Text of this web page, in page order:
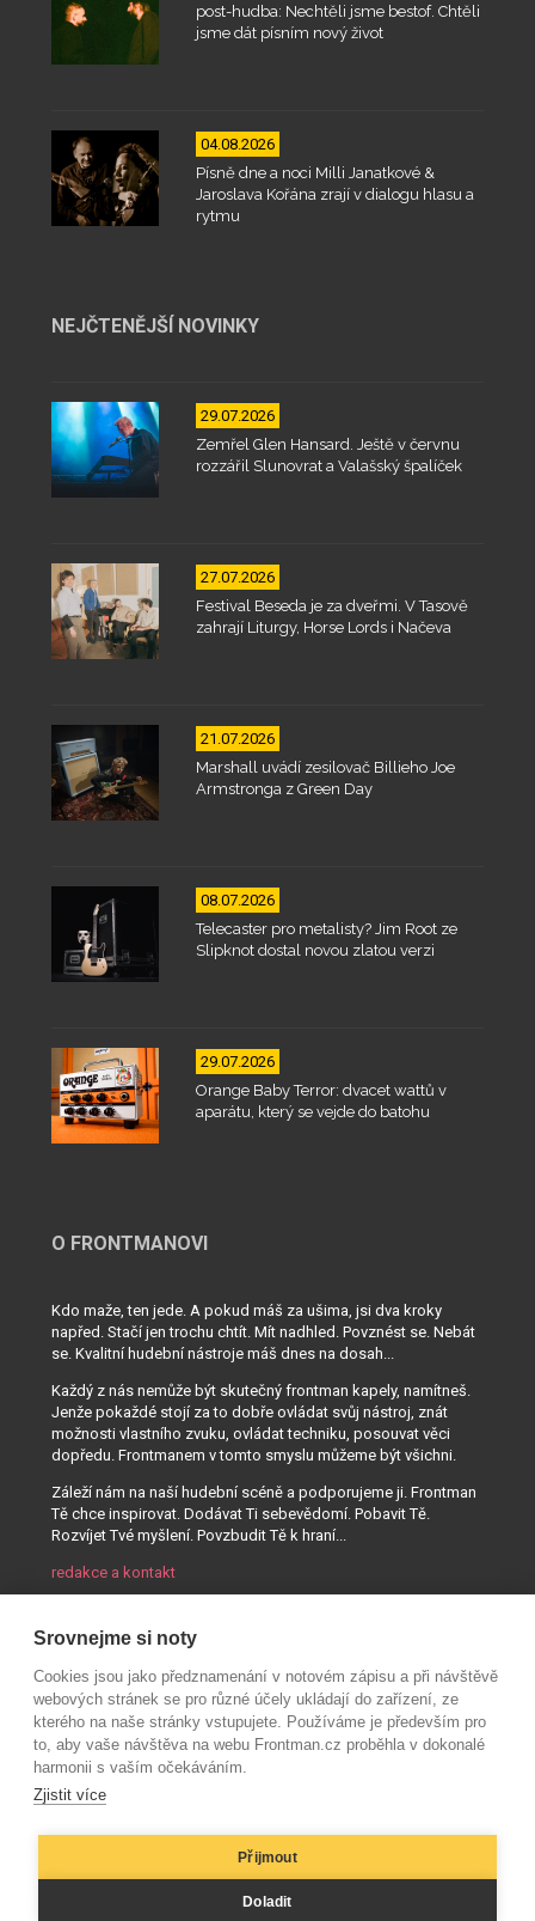
post-hudba: Nechtěli jsme bestof. Chtěli
jsme dát písním nový život
04.08.2026
Písně dne a noci Milli Janatkové &
Jaroslava Kořána zrají v dialogu hlasu a
rytmu
NEJČTENĚJŠÍ NOVINKY
29.07.2026
Zemřel Glen Hansard. Ještě v červnu
rozzářil Slunovrat a Valašský špalíček
27.07.2026
Festival Beseda je za dveřmi. V Tasově
zahrají Liturgy, Horse Lords i Načeva
21.07.2026
Marshall uvádí zesilovač Billieho Joe
Armstronga z Green Day
08.07.2026
Telecaster pro metalisty? Jim Root ze
Slipknot dostal novou zlatou verzi
29.07.2026
Orange Baby Terror: dvacet wattů v
aparátu, který se vejde do batohu
O FRONTMANOVI
Kdo maže, ten jede. A pokud máš za ušima, jsi dva kroky
napřed. Stačí jen trochu chtít. Mít nadhled. Povznést se. Nebát
se. Kvalitní hudební nástroje máš dnes na dosah...
Každý z nás nemůže být skutečný frontman kapely, namítneš.
Jenže pokaždé stojí za to dobře ovládat svůj nástroj, znát
možnosti vlastního zvuku, ovládat techniku, posouvat věci
dopředu. Frontmanem v tomto smyslu můžeme být všichni.
Záleží nám na naší hudební scéně a podporujeme ji. Frontman
Tě chce inspirovat. Dodávat Ti sebevědomí. Pobavit Tě.
Rozvíjet Tvé myšlení. Povzbudit Tě k hraní...
redakce a kontakt
Srovnejme si noty
Cookies jsou jako předznamenání v notovém zápisu a při návštěvě
webových stránek se pro různé účely ukládají do zařízení, ze
kterého na naše stránky vstupujete. Používáme je především pro
to, aby vaše návštěva na webu Frontman.cz proběhla v dokonalé
harmonii s vaším očekáváním.
Zjistit více
Přijmout
Doladit